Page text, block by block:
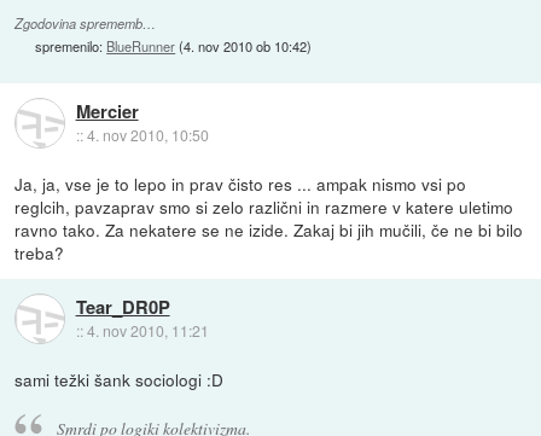
Zgodovina sprememb…
spremenilo: BlueRunner(4. nov 2010 ob 10:42)
Mercier
::4. nov 2010, 10:50
Ja, ja, vse je to lepo in prav čisto res ... ampak nismo vsi po
reglcih, pavzaprav smo si zelo različni in razmere v katere uletimo
ravno tako. Za nekatere se ne izide. Zakaj bi jih mučili, če ne bi bilo
treba?
Tear_DR0P
::4. nov 2010, 11:21
sami težki šank sociologi :D
Smrdi po logiki kolektivizma.